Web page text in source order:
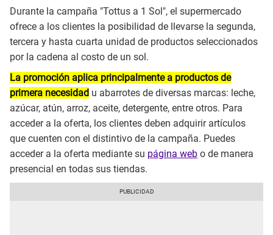
Durante la campaña "Tottus a 1 Sol", el supermercado
ofrece a los clientes la posibilidad de llevarse la segunda,
tercera y hasta cuarta unidad de productos seleccionados
por la cadena al costo de un sol.
La promoción aplica principalmente a productos de
primera necesidad u abarrotes de diversas marcas: leche,
azúcar, atún, arroz, aceite, detergente, entre otros. Para
acceder a la oferta, los clientes deben adquirir artículos
que cuenten con el distintivo de la campaña. Puedes
acceder a la oferta mediante su página web o de manera
presencial en todas sus tiendas.